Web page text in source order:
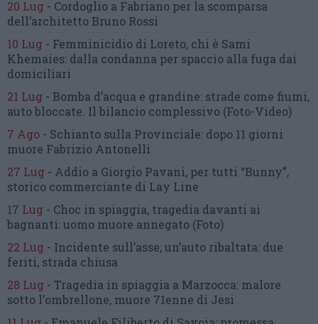
20 Lug - Cordoglio a Fabriano per la scomparsa
dell’architetto Bruno Rossi
10 Lug - Femminicidio di Loreto, chi è Sami
Khemaies: dalla condanna per spaccio alla fuga dai
domiciliari
21 Lug - Bomba d’acqua e grandine: strade come fiumi,
auto bloccate. Il bilancio complessivo (Foto-Video)
7 Ago - Schianto sulla Provinciale: dopo 11 giorni
muore Fabrizio Antonelli
27 Lug - Addio a Giorgio Pavani, per tutti “Bunny”,
storico commerciante di Lay Line
17 Lug - Choc in spiaggia, tragedia davanti ai
bagnanti:uomo muore annegato (Foto)
22 Lug - Incidente sull’asse, un’auto ribaltata: due
feriti, strada chiusa
28 Lug - Tragedia in spiaggia a Marzocca: malore
sotto l’ombrellone, muore 71enne di Jesi